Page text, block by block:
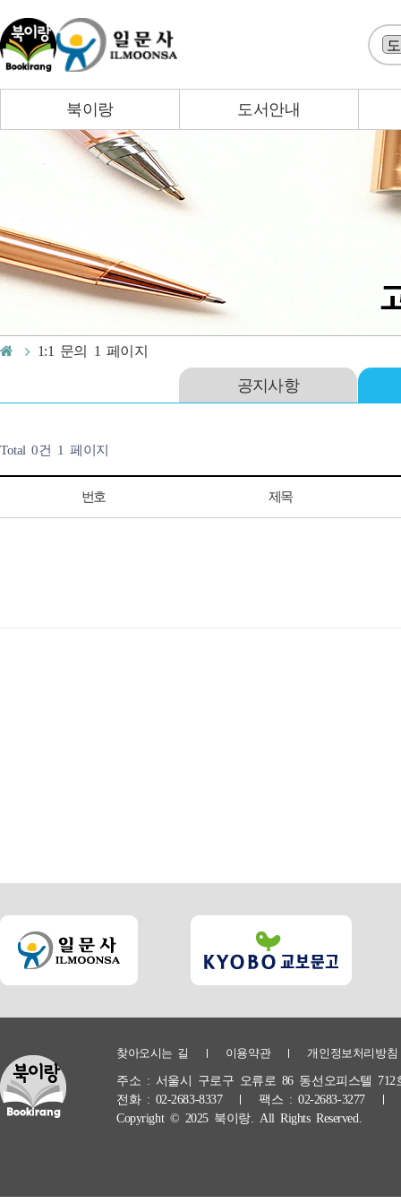
북이랑 도서안내
공지사항
1:1 문의 1 페이지
Total 0건 1 페이지
번호 제목
찾아오시는 길 이용약관 개인정보처리방침
주소 : 서울시 구로구 오류로 86 동선오피스텔 712
전화 : 02-2683-8337 팩스 : 02-2683-3277
Copyright © 2025 북이랑. All Rights Reserved.